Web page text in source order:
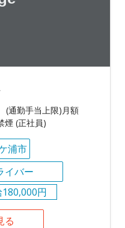
(通勤手当上限)月額
煙 (正社員)
浦市
イバー
180,000円
る